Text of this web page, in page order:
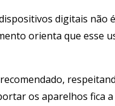
digitais
orienta que
os aparelhos fica